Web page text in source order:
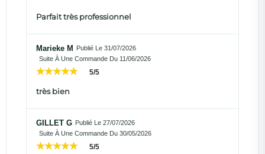
Parfait très professionnel
Marieke M
Publié Le 31/07/2026
Suite À Une Commande Du 11/06/2026
5/5
très bien
GILLET G Publié Le 27/07/2026
Suite À Une Commande Du 30/05/2026
5/5